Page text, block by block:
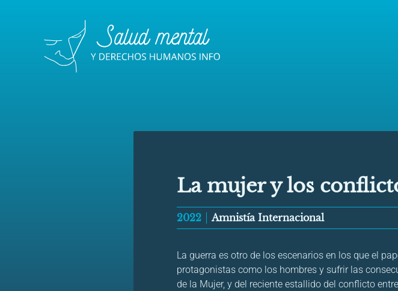
La mujer y los
2022 Amnistía Internacional
La guerra es otro de los escenarios en los que el
protagonistas como los hombres y sufrir las
de la Mujer, y del reciente estallido del conflicto